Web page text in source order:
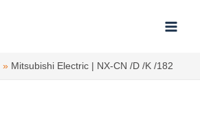
Mitsubishi Electric | NX-CN /D /K /182